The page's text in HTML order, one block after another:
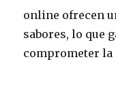
online ofrecen
sabores, lo que
comprometer la